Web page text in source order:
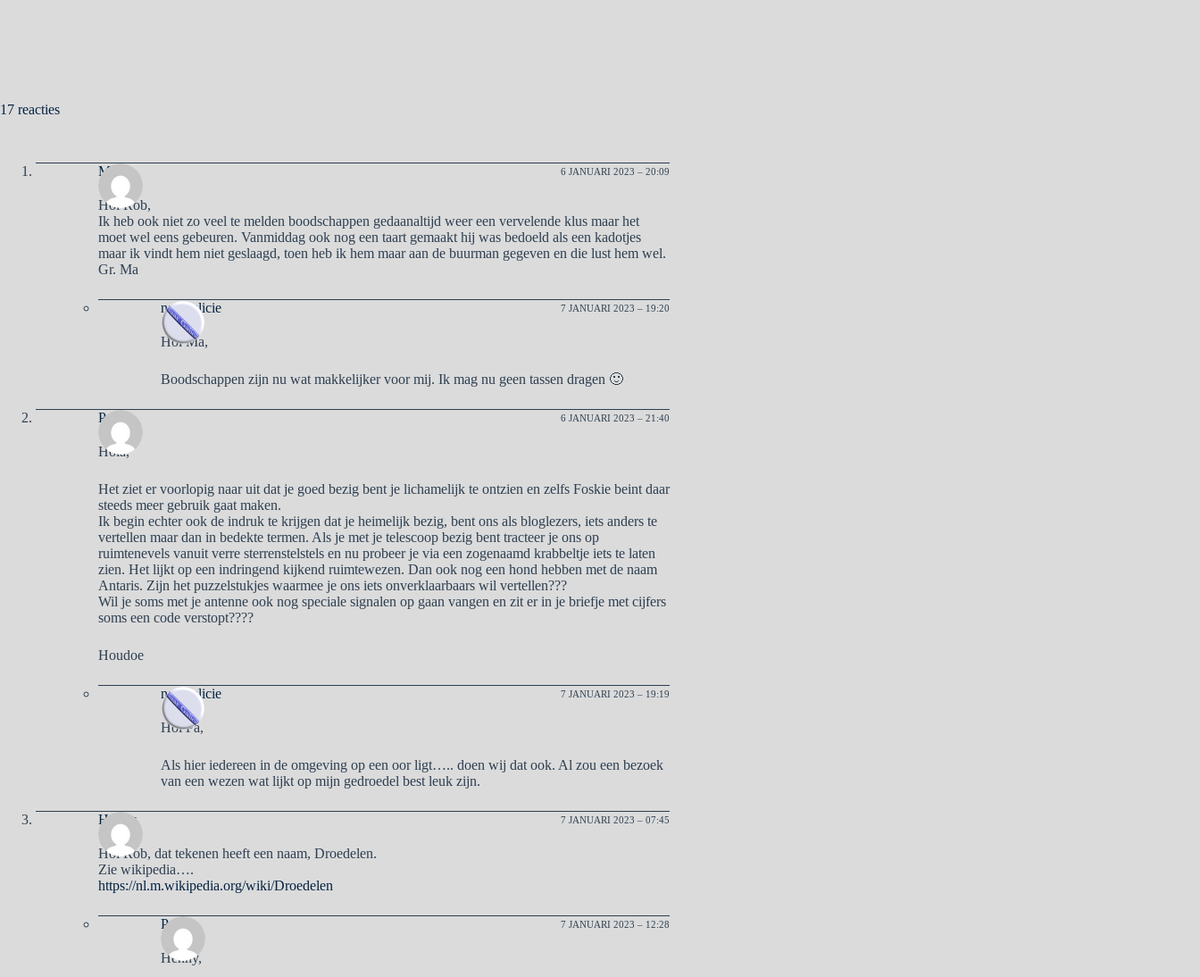
17 reacties
Ma 6 JANUARI 2023 – 20:09
Hoi Rob,
Ik heb ook niet zo veel te melden boodschappen gedaanaltijd weer een vervelende klus maar het
moet wel eens gebeuren. Vanmiddag ook nog een taart gemaakt hij was bedoeld als een kadotjes
maar ik vindt hem niet geslaagd, toen heb ik hem maar aan de buurman gegeven en die lust hem wel.
Gr. Ma
naargalicie 7 JANUARI 2023 – 19:20
Hoi Ma,
Boodschappen zijn nu wat makkelijker voor mij. Ik mag nu geen tassen dragen 🙂
Pa 6 JANUARI 2023 – 21:40
Hola,
Het ziet er voorlopig naar uit dat je goed bezig bent je lichamelijk te ontzien en zelfs Foskie beint daar
steeds meer gebruik gaat maken.
Ik begin echter ook de indruk te krijgen dat je heimelijk bezig, bent ons als bloglezers, iets anders te
vertellen maar dan in bedekte termen. Als je met je telescoop bezig bent tracteer je ons op
ruimtenevels vanuit verre sterrenstelstels en nu probeer je via een zogenaamd krabbeltje iets te laten
zien. Het lijkt op een indringend kijkend ruimtewezen. Dan ook nog een hond hebben met de naam
Antaris. Zijn het puzzelstukjes waarmee je ons iets onverklaarbaars wil vertellen???
Wil je soms met je antenne ook nog speciale signalen op gaan vangen en zit er in je briefje met cijfers
soms een code verstopt????
Houdoe
naargalicie 7 JANUARI 2023 – 19:19
Hoi Pa,
Als hier iedereen in de omgeving op een oor ligt….. doen wij dat ook. Al zou een bezoek
van een wezen wat lijkt op mijn gedroedel best leuk zijn.
Henny 7 JANUARI 2023 – 07:45
Hoi Rob, dat tekenen heeft een naam, Droedelen.
Zie wikipedia….
https://nl.m.wikipedia.org/wiki/Droedelen
Pa 7 JANUARI 2023 – 12:28
Henny,